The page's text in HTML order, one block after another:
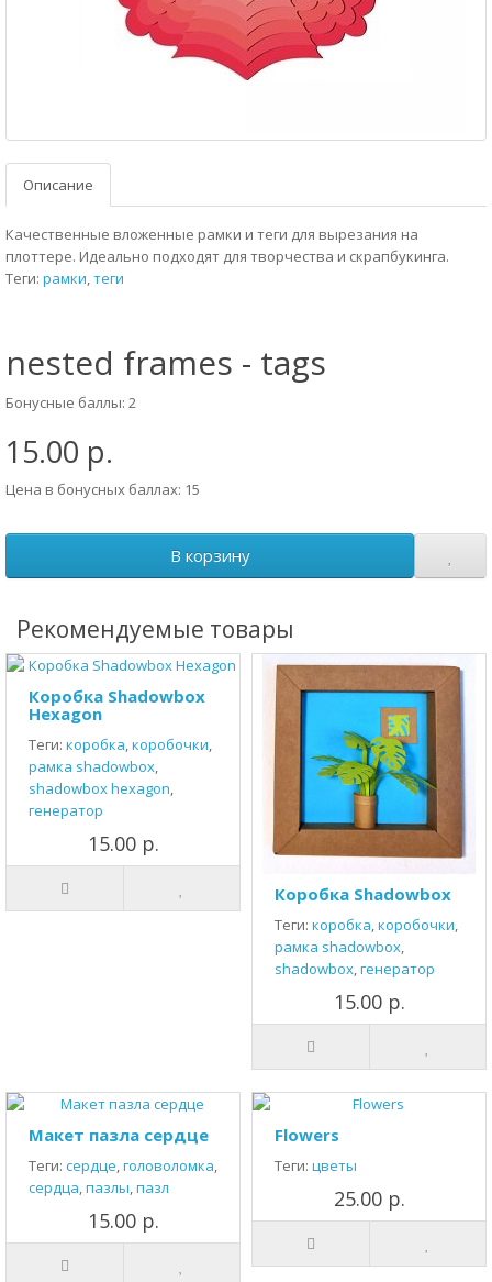
Описание
Качественные вложенные рамки и теги для вырезания на
плоттере. Идеально подходят для творчества и скрапбукинга.
Теги: рамки,теги
nested frames - tags
Бонусные баллы: 2
15.00 р.
Цена в бонусных баллах: 15
В корзину
Рекомендуемые товары
Коробка Shadowbox
Hexagon
Теги: коробка,коробочки,
рамка shadowbox,
shadowbox hexagon,
генератор
15.00 р.
Коробка Shadowbox
Теги: коробка,коробочки,
рамка shadowbox,
shadowbox,генератор
15.00 р.
Макет пазла сердце
Теги: сердце,головоломка,
сердца,пазлы,пазл
15.00 р.
Flowers
Теги: цветы
25.00 р.